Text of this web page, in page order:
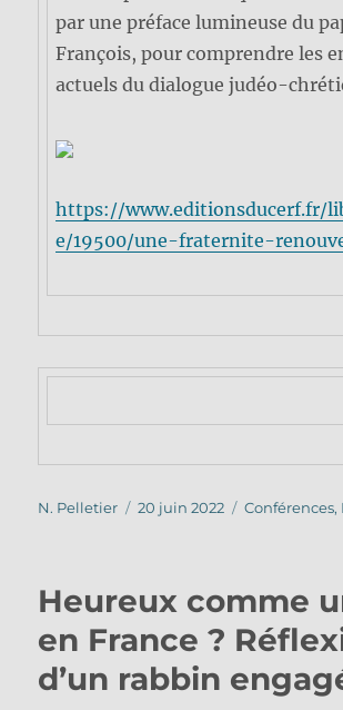
par une préface lumineuse du
François, pour comprendre les
actuels du dialogue judéo-
https://www.editionsducerf.fr/
e/19500/une-fraternite-
Auteur
N. Pelletier
Publié
20 juin 2022 Catégories
Conférences,
Heureux comme
en France ?
d’un rabbin